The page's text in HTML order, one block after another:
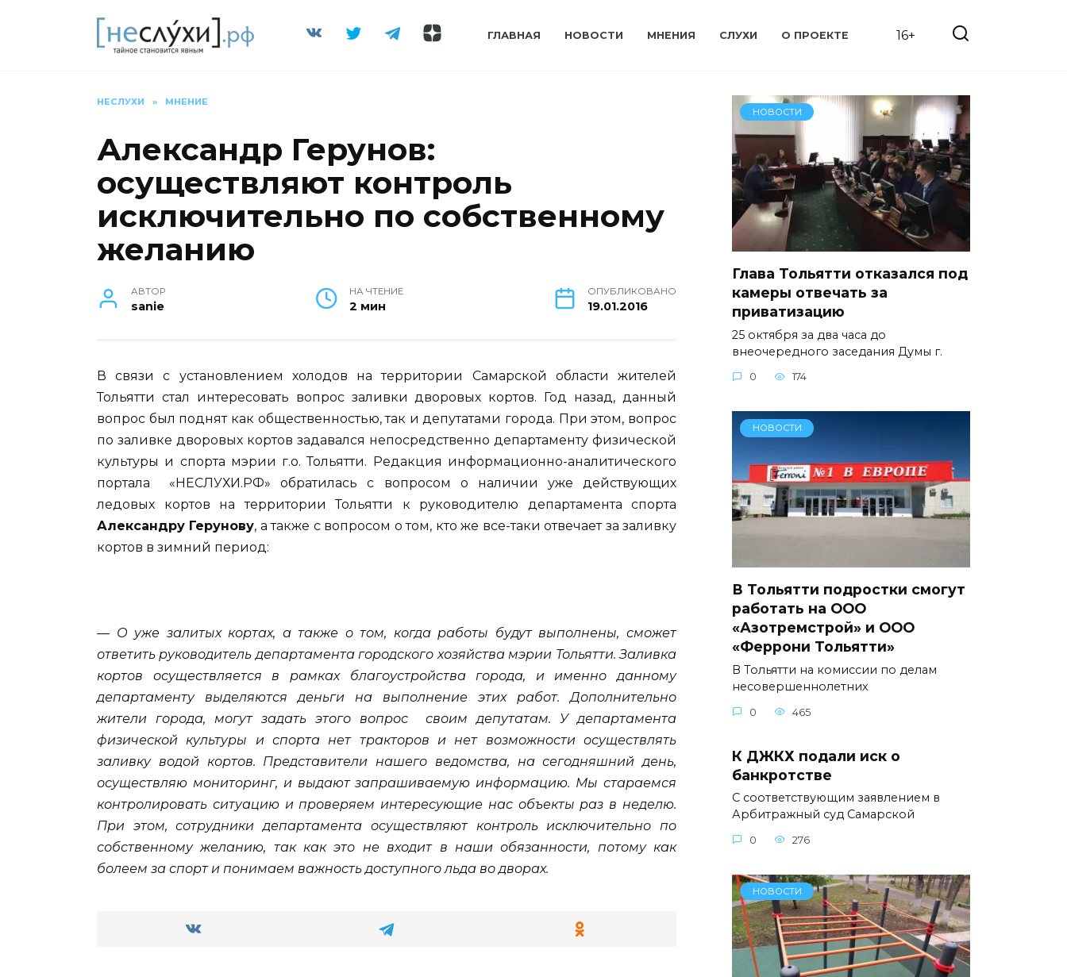
ГЛАВНАЯ НОВОСТИ МНЕНИЯ СЛУХИ О ПРОЕКТЕ 16+
НЕСЛУХИ » МНЕНИЕ
Александр Герунов:
осуществляют контроль
исключительно по собственному
желанию
АВТОР
sanie
НА ЧТЕНИЕ
2 мин
ОПУБЛИКОВАНО
19.01.2016
В связи с установлением холодов на территории Самарской области жителей
Тольятти стал интересовать вопрос заливки дворовых кортов. Год назад, данный
вопрос был поднят как общественностью, так и депутатами города. При этом, вопрос
по заливке дворовых кортов задавался непосредственно департаменту физической
культуры и спорта мэрии г.о. Тольятти. Редакция информационно-аналитического
портала «НЕСЛУХИ.РФ» обратилась с вопросом о наличии уже действующих
ледовых кортов на территории Тольятти к руководителю департамента спорта
Александру Герунову, а также с вопросом о том, кто же все-таки отвечает за заливку
кортов в зимний период:
— О уже залитых кортах, а также о том, когда работы будут выполнены, сможет
ответить руководитель департамента городского хозяйства мэрии Тольятти. Заливка
кортов осуществляется в рамках благоустройства города, и именно данному
департаменту выделяются деньги на выполнение этих работ. Дополнительно
жители города, могут задать этого вопрос своим депутатам. У департамента
физической культуры и спорта нет тракторов и нет возможности осуществлять
заливку водой кортов. Представители нашего ведомства, на сегодняшний день,
осуществляю мониторинг, и выдают запрашиваемую информацию. Мы стараемся
контролировать ситуацию и проверяем интересующие нас объекты раз в неделю.
При этом, сотрудники департамента осуществляют контроль исключительно по
собственному желанию, так как это не входит в наши обязанности, потому как
болеем за спорт и понимаем важность доступного льда во дворах.
НОВОСТИ
Глава Тольятти отказался под
камеры отвечать за
приватизацию
25 октября за два часа до
внеочередного заседания Думы г.
0 174
НОВОСТИ
В Тольятти подростки смогут
работать на ООО
«Азотремстрой» и ООО
«Феррони Тольятти»
В Тольятти на комиссии по делам
несовершеннолетних
0 465
К ДЖКХ подали иск о
банкротстве
С соответствующим заявлением в
Арбитражный суд Самарской
0 276
НОВОСТИ